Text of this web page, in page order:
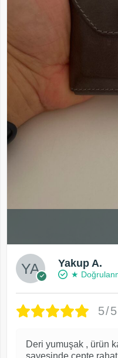
Yakup A.
★
5/5
Deri yumuşak , ürün
sayesinde cepte